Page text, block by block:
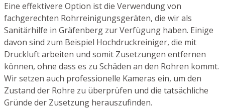
Eine effektivere Option ist die Verwendung von
fachgerechten Rohrreinigungsgeräten, die wir als
Sanitärhilfe in Gräfenberg zur Verfügung haben. Einige
davon sind zum Beispiel Hochdruckreiniger, die mit
Druckluft arbeiten und somit Zusetzungen entfernen
können, ohne dass es zu Schäden an den Rohren kommt.
Wir setzen auch professionelle Kameras ein, um den
Zustand der Rohre zu überprüfen und die tatsächliche
Gründe der Zusetzung herauszufinden.